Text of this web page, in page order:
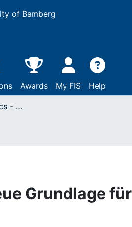
of Bamberg
Awards My FIS Help
Behavioral Economics - eine neue Grundlage für die Verbraucherpolitik?
Grundlage für